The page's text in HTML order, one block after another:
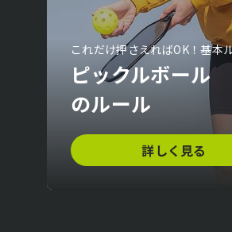
これだけ押さえればOK！基本
ピックルボール
のルール
詳しく見る